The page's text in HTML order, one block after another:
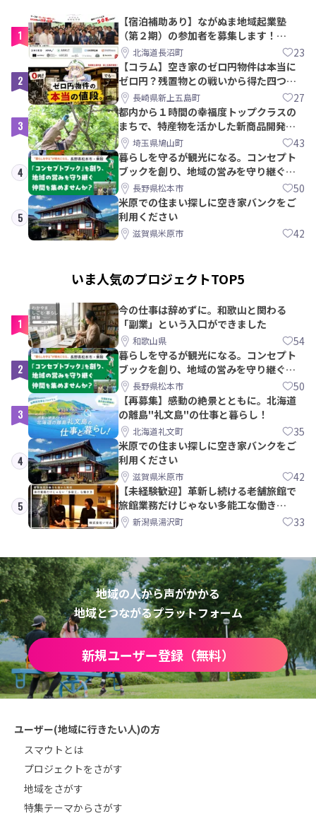
1
【宿泊補助あり】ながぬま地域起業塾
（第２期）の参加者を募集します！
【8/21〆】
北海道長沼町 23
2
【コラム】空き家のゼロ円物件は本当に
ゼロ円？残置物との戦いから得た四つの
教訓｜新上五島町
長崎県新上五島町 27
3
都内から１時間の幸福度トップクラスの
まちで、特産物を活かした新商品開発＆
PRメンバー募集！
埼玉県鳩山町 43
4
暮らしを守るが観光になる。コンセプト
ブックを創り、地域の営みを守り継ぐ仲
間を集めませんか？
長野県松本市 50
5
米原での住まい探しに空き家バンクをご
利用ください
滋賀県米原市 42
いま人気のプロジェクトTOP5
1
今の仕事は辞めずに。和歌山と関わる
「副業」という入口ができました
和歌山県 54
2
暮らしを守るが観光になる。コンセプト
ブックを創り、地域の営みを守り継ぐ仲
間を集めませんか？
長野県松本市 50
3
【再募集】感動の絶景とともに。北海道
の離島"礼文島"の仕事と暮らし！
北海道礼文町 35
4
米原での住まい探しに空き家バンクをご
利用ください
滋賀県米原市 42
5
【未経験歓迎】革新し続ける老舗旅館で
旅館業務だけじゃない多能工な働き
方。 株式会社いせん
新潟県湯沢町 33
地域の人から声がかかる
地域とつながるプラットフォーム
新規ユーザー登録（無料）
ユーザー(地域に行きたい人)の方
スマウトとは
プロジェクトをさがす
地域をさがす
特集テーマからさがす